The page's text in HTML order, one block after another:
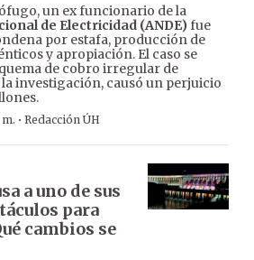
un ex funcionario de la
de Electricidad (ANDE)fue
por estafa, producción de
y apropiación. El caso se
de cobro irregular de
investigación, causó un perjuicio
· Redacción ÚH
a uno de sus
para
cambios se